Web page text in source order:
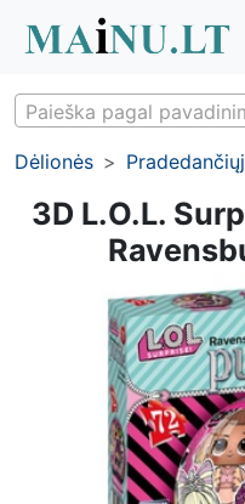
Paieška pagal
Dėlionės
3D L.O.L.